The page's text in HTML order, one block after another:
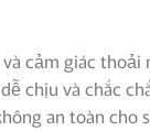
cảm giác thoải
chịu và chắc
an toàn cho